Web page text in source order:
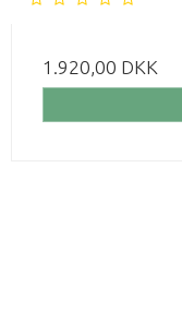
1.920,00 DKK